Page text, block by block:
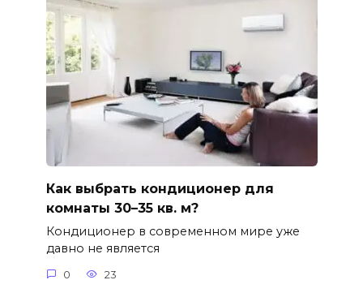
Как выбрать кондиционер для
комнаты 30–35 кв. м?
Кондиционер в современном мире уже
давно не является
0 23